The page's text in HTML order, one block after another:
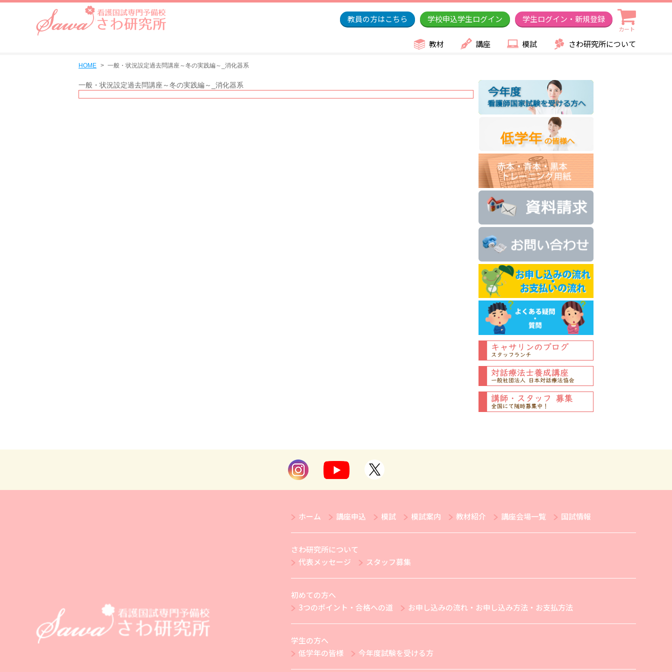
教員の方はこちら 学校申込学生ログイン 学生ログイン・新規登録
カート
教材 講座 模試 さわ研究所について
HOME 一般・状況設定過去問講座～冬の実践編～_消化器系
一般・状況設定過去問講座～冬の実践編～_消化器系
ホーム 講座申込 模試 模試案内 教材紹介 講座会場一覧 国試情報
さわ研究所について
代表メッセージ
スタッフ募集
初めての方へ
3つのポイント・合格への道
お申し込みの流れ・お申し込み方法・お支払方法
学生の方へ
低学年の皆様
今年度試験を受ける方